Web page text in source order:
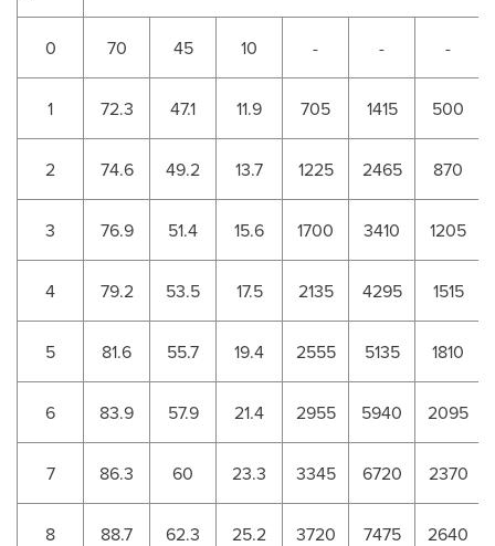
0 70 45 10 - - -
1 72.3 47.1 11.9 705 1415 500
2 74.6 49.2 13.7 1225 2465 870
3 76.9 51.4 15.6 1700 3410 1205
4 79.2 53.5 17.5 2135 4295 1515
5 81.6 55.7 19.4 2555 5135 1810
6 83.9 57.9 21.4 2955 5940 2095
7 86.3 60 23.3 3345 6720 2370
8 88.7 62.3 25.2 3720 7475 2640